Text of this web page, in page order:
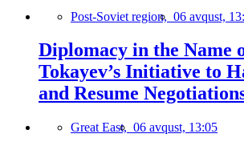
Post-Soviet region, 06 avqust,
Diplomacy in the Name
Tokayev’s Initiative to
and Resume
Great East, 06 avqust, 13:05